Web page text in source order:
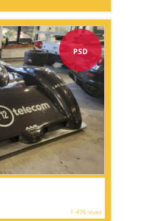
PSD
1 476 vues